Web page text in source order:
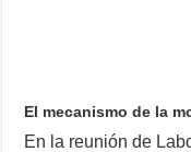
El mecanismo de la
En la reunión de